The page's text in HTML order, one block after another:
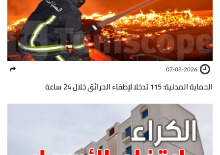
07-08-2026
الحماية المدنية: 115 تدخلا لإطفاء الحرائق خلال 24 ساعة